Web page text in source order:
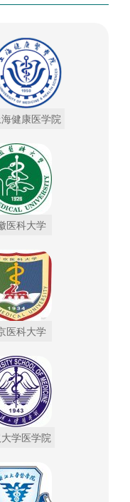
海健康医学院
医科大学
医科大学
学医学院